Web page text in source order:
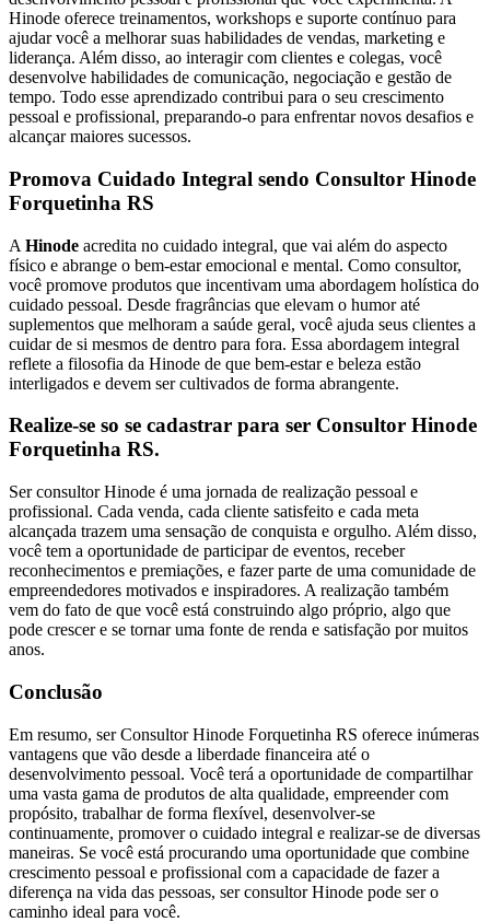
Hinode oferece treinamentos, workshops e suporte contínuo para
ajudar você a melhorar suas habilidades de vendas, marketing e
liderança. Além disso, ao interagir com clientes e colegas, você
desenvolve habilidades de comunicação, negociação e gestão de
tempo. Todo esse aprendizado contribui para o seu crescimento
pessoal e profissional, preparando-o para enfrentar novos desafios e
alcançar maiores sucessos.
Promova Cuidado Integral sendo Consultor Hinode
Forquetinha RS
A Hinode acredita no cuidado integral, que vai além do aspecto
físico e abrange o bem-estar emocional e mental. Como consultor,
você promove produtos que incentivam uma abordagem holística do
cuidado pessoal. Desde fragrâncias que elevam o humor até
suplementos que melhoram a saúde geral, você ajuda seus clientes a
cuidar de si mesmos de dentro para fora. Essa abordagem integral
reflete a filosofia da Hinode de que bem-estar e beleza estão
interligados e devem ser cultivados de forma abrangente.
Realize-se so se cadastrar para ser Consultor Hinode
Forquetinha RS.
Ser consultor Hinode é uma jornada de realização pessoal e
profissional. Cada venda, cada cliente satisfeito e cada meta
alcançada trazem uma sensação de conquista e orgulho. Além disso,
você tem a oportunidade de participar de eventos, receber
reconhecimentos e premiações, e fazer parte de uma comunidade de
empreendedores motivados e inspiradores. A realização também
vem do fato de que você está construindo algo próprio, algo que
pode crescer e se tornar uma fonte de renda e satisfação por muitos
anos.
Conclusão
Em resumo, ser Consultor Hinode Forquetinha RS oferece inúmeras
vantagens que vão desde a liberdade financeira até o
desenvolvimento pessoal. Você terá a oportunidade de compartilhar
uma vasta gama de produtos de alta qualidade, empreender com
propósito, trabalhar de forma flexível, desenvolver-se
continuamente, promover o cuidado integral e realizar-se de diversas
maneiras. Se você está procurando uma oportunidade que combine
crescimento pessoal e profissional com a capacidade de fazer a
diferença na vida das pessoas, ser consultor Hinode pode ser o
caminho ideal para você.